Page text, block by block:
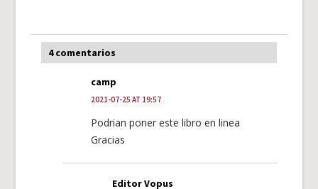
4 comentarios
camp
2021-07-25 AT 19:57
Podrian poner este libro en linea
Gracias
Editor Vopus